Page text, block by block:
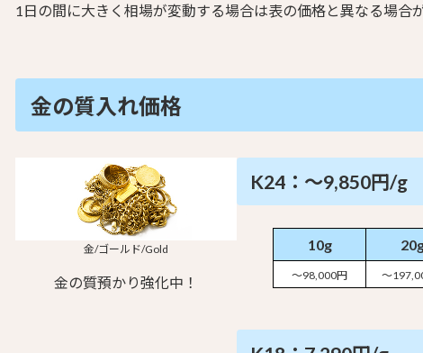
1日の間に大きく相場が変動する場合は表の価格と異なる場合が
金の質入れ価格
金/ゴールド/Gold
金の質預かり強化中！
K24：～9,850円/g
10g
～98,000円 ～